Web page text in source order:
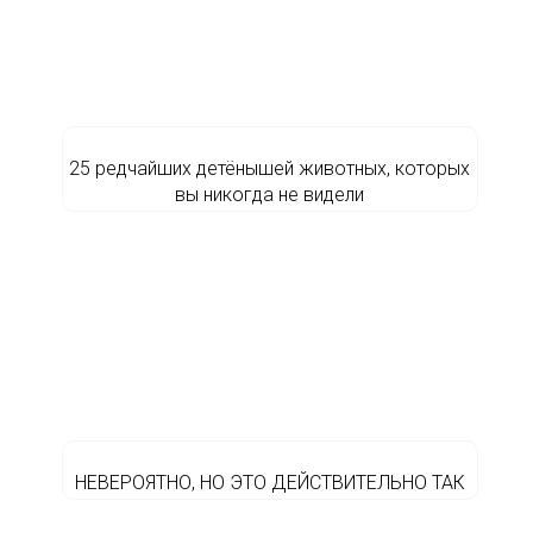
25 редчайших детёнышей животных, которых
вы никогда не видели
НЕВЕРОЯТНО, НО ЭТО ДЕЙСТВИТЕЛЬНО ТАК